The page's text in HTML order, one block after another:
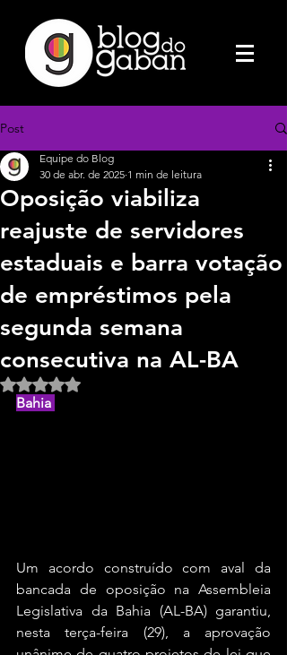
Post
Oposição viabiliza
reajuste de servidores
estaduais e barra votação
de empréstimos pela
segunda semana
consecutiva na AL-BA
Equipe do Blog
30 de abr. de 2025 1 min de leitura
Avaliado com NaN de 5 estrelas.
Bahia
Um acordo construído com aval da
bancada de oposição na Assembleia
Legislativa da Bahia (AL-BA) garantiu,
nesta terça-feira (29), a aprovação